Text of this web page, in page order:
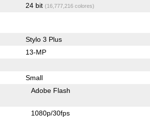
24 bit (16,777,216 colores)
Stylo 3 Plus
13-MP
Small
Adobe Flash
1080p/30fps